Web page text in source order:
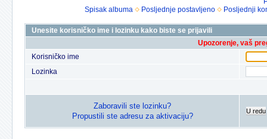
Spisak albuma
Posljednje postavljeno Posljednji
Unesite korisničko ime i lozinku kako biste se prijavili
Upozorenje, vaš
Korisničko ime
Lozinka
Zaboravili ste lozinku?
Propustili ste adresu za aktivaciju?
U redu